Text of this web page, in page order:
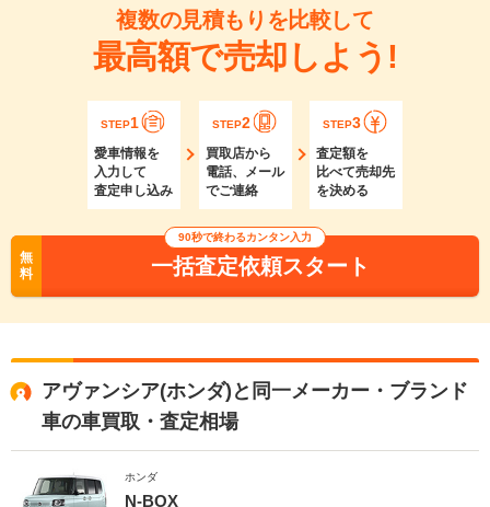
複数の見積もりを比較して
最高額で売却しよう!
STEP1
愛車情報を
入力して
査定申し込み
STEP2
買取店から
電話、メール
でご連絡
STEP3
査定額を
比べて売却先
を決める
無
料
90秒で終わるカンタン入力
一括査定依頼スタート
アヴァンシア(ホンダ)と同一メーカー・ブランド
車の車買取・査定相場
ホンダ
N-BOX